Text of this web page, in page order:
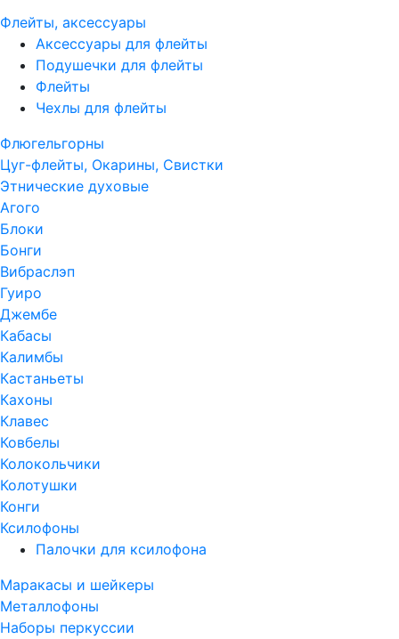
Флейты, аксессуары
Аксессуары для флейты
Подушечки для флейты
Флейты
Чехлы для флейты
Флюгельгорны
Цуг-флейты, Окарины, Свистки
Этнические духовые
Агого
Блоки
Бонги
Вибраслэп
Гуиро
Джембе
Кабасы
Калимбы
Кастаньеты
Кахоны
Клавес
Ковбелы
Колокольчики
Колотушки
Конги
Ксилофоны
Палочки для ксилофона
Маракасы и шейкеры
Металлофоны
Наборы перкуссии